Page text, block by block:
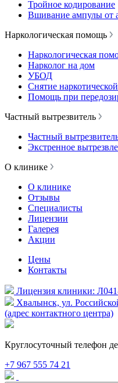
Тройное кодирование
Вшивание ампулы от
Наркологическая помощь
Наркологическая
Нарколог на дом
УБОД
Снятие
Помощь при
Частный вытрезвитель
Частный
Экстренное
О клинике
О клинике
Отзывы
Специалисты
Лицензии
Галерея
Акции
Цены
Контакты
Лицензия клиники:
Хвалынск, ул.
(адрес контактного центра)
Круглосуточный телефон
+7 967 555 74 21